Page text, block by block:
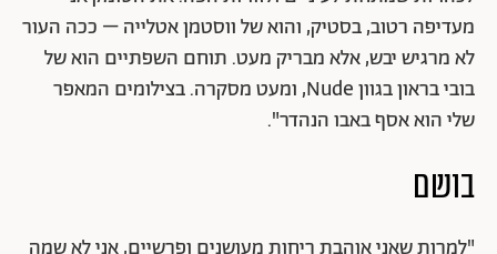
מעדיפה רטוב, בסטיק, והוא של ווסטמן אטלייה – ככה העור
לא מרגיש יבש, אלא מבריק מעט. תוחם השפתיים הוא של
בובי בראון בגוון Nude, ומעט מסקרה. בצילומים המאפר
שלי הוא אסף באבו הנהדר".
בושם
"למרות שאני אוהבת ריחות מעושנים ופרשיים, אני לא שמה